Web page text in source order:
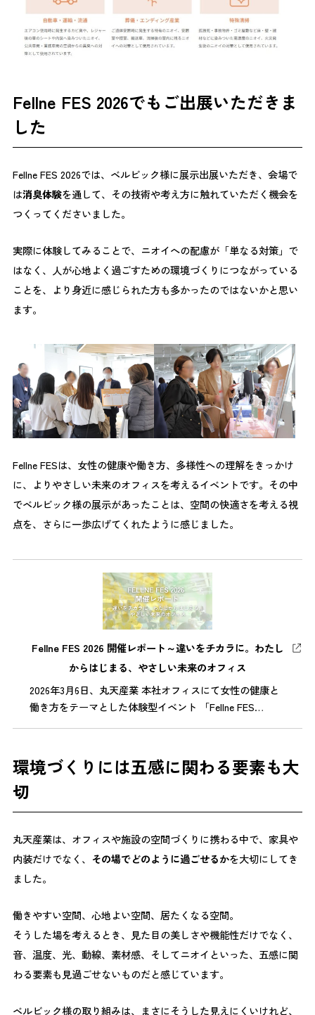
Fellne FES 2026でもご出展いただきま
した
Fellne FES 2026では、ベルビック様に展示出展いただき、会場で
は消臭体験を通して、その技術や考え方に触れていただく機会を
つくってくださいました。
実際に体験してみることで、ニオイへの配慮が「単なる対策」で
はなく、人が心地よく過ごすための環境づくりにつながっている
ことを、より身近に感じられた方も多かったのではないかと思い
ます。
Fellne FESは、女性の健康や働き方、多様性への理解をきっかけ
に、よりやさしい未来のオフィスを考えるイベントです。その中
でベルビック様の展示があったことは、空間の快適さを考える視
点を、さらに一歩広げてくれたように感じました。
Fellne FES 2026 開催レポート～違いをチカラに。わたし
からはじまる、やさしい未来のオフィス
2026年3月6日、丸天産業 本社オフィスにて女性の健康と
働き方をテーマとした体験型イベント 「Fellne FES
お届けします。当日の雰囲気や、そこから生まれた気づき
が、皆さまの職場づくりのヒントにつながれば幸いです。
本社オフィスにて「Fellne FES 2026」 を開催しました。
問題」とされがちだった女性の健康課題。近年は、法改正
や社会的関心の高まりを背景に、企業や組織として向き合
うべきテーマとして注目されるようになってきました。
けでなく、「職場でどのように実装していくのか」を考え
広い立場の方々にご来場いただき、セミナー・ワークショ
ップ・展示・体験を通して、女性の健康と働き方について
考える一日となりました。 今回のイベントには 174名が
株式会社オカモトヤ様との共同開催 本イベントは、女性
環境づくりには五感に関わる要素も大
切
丸天産業は、オフィスや施設の空間づくりに携わる中で、家具や
内装だけでなく、 その場でどのように過ごせるかを大切にしてき
ました。
働きやすい空間、心地よい空間、居たくなる空間。
そうした場を考えるとき、見た目の美しさや機能性だけでなく、
音、温度、光、動線、素材感、そしてニオイといった、五感に関
わる要素も見過ごせないものだと感じています。
ベルビック様の取り組みは、まさにそうした見えにくいけれど、